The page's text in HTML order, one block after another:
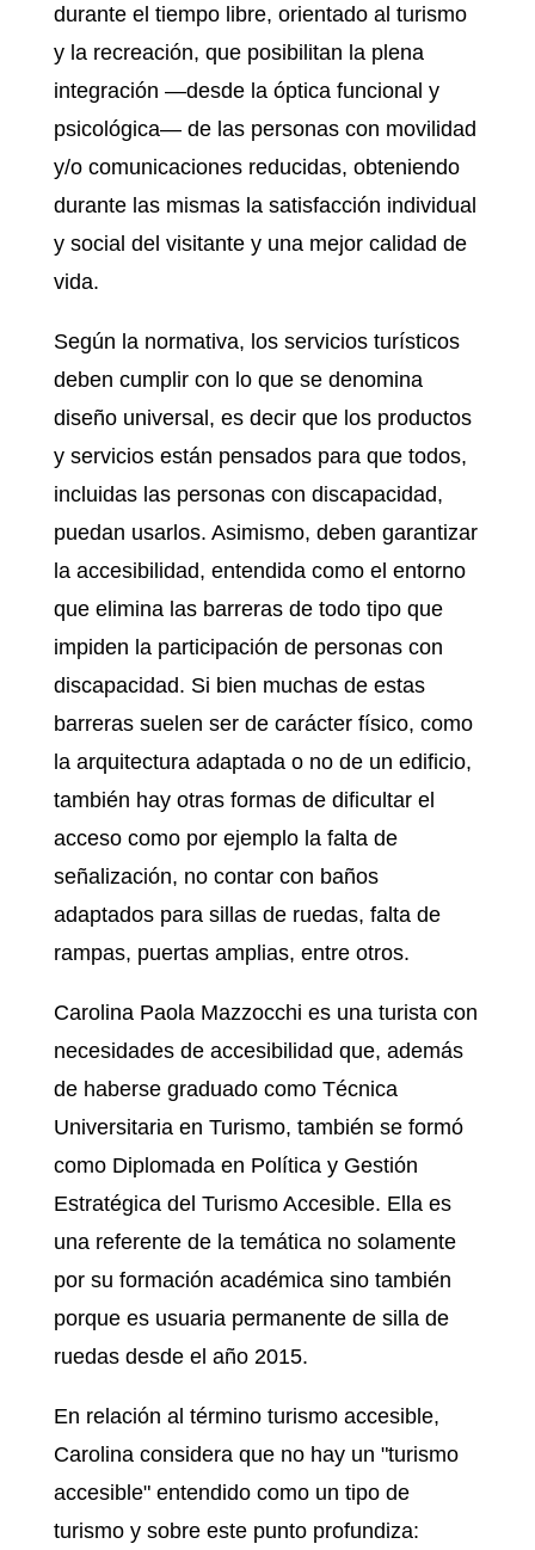
durante el tiempo libre, orientado al turismo
y la recreación, que posibilitan la plena
integración —desde la óptica funcional y
psicológica— de las personas con movilidad
y/o comunicaciones reducidas, obteniendo
durante las mismas la satisfacción individual
y social del visitante y una mejor calidad de
vida.
Según la normativa, los servicios turísticos
deben cumplir con lo que se denomina
diseño universal, es decir que los productos
y servicios están pensados para que todos,
incluidas las personas con discapacidad,
puedan usarlos. Asimismo, deben garantizar
la accesibilidad, entendida como el entorno
que elimina las barreras de todo tipo que
impiden la participación de personas con
discapacidad. Si bien muchas de estas
barreras suelen ser de carácter físico, como
la arquitectura adaptada o no de un edificio,
también hay otras formas de dificultar el
acceso como por ejemplo la falta de
señalización, no contar con baños
adaptados para sillas de ruedas, falta de
rampas, puertas amplias, entre otros.
Carolina Paola Mazzocchi es una turista con
necesidades de accesibilidad que, además
de haberse graduado como Técnica
Universitaria en Turismo, también se formó
como Diplomada en Política y Gestión
Estratégica del Turismo Accesible. Ella es
una referente de la temática no solamente
por su formación académica sino también
porque es usuaria permanente de silla de
ruedas desde el año 2015.
En relación al término turismo accesible,
Carolina considera que no hay un "turismo
accesible" entendido como un tipo de
turismo y sobre este punto profundiza: